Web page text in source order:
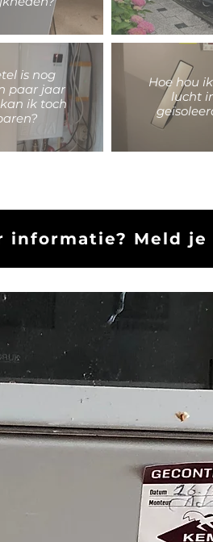
is nog
paar jaar
ik toch
Hoe hou
lucht
informatie? Meld je